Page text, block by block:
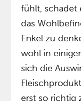
fühlt, schadet
das
Enkel zu
wohl in
sich die
erst so richtig